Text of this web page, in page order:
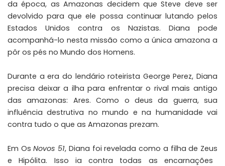
da época, as Amazonas decidem que Steve deve ser
devolvido para que ele possa continuar lutando pelos
Estados Unidos contra os Nazistas. Diana pode
acompanhá-lo nesta missão como a única amazona a
pôr os pés no Mundo dos Homens.
Durante a era do lendário roteirista George Perez, Diana
precisa deixar a ilha para enfrentar o rival mais antigo
das amazonas: Ares. Como o deus da guerra, sua
influência destrutiva no mundo e na humanidade vai
contra tudo o que as Amazonas prezam.
Em OsNovos 51, ​​Diana foi revelada como a filha de Zeus
e Hipólita. Isso ia contra todas as encarnações